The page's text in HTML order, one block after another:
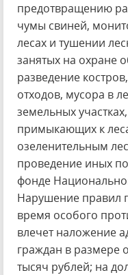
предотвращению
чумы свиней,
лесах и тушении
занятых на охране
разведение
отходов, мусора в
земельных
примыкающих к
озеленительным
проведение иных
фонде
Нарушение правил
время особого
влечет наложение
граждан в размере
тысяч рублей; на